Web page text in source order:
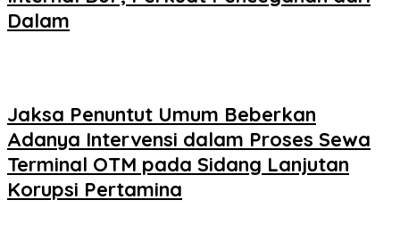
Dalam
Jaksa Penuntut Umum Beberkan
Adanya Intervensi dalam Proses Sewa
Terminal OTM pada Sidang Lanjutan
Korupsi Pertamina